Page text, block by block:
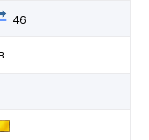
'46